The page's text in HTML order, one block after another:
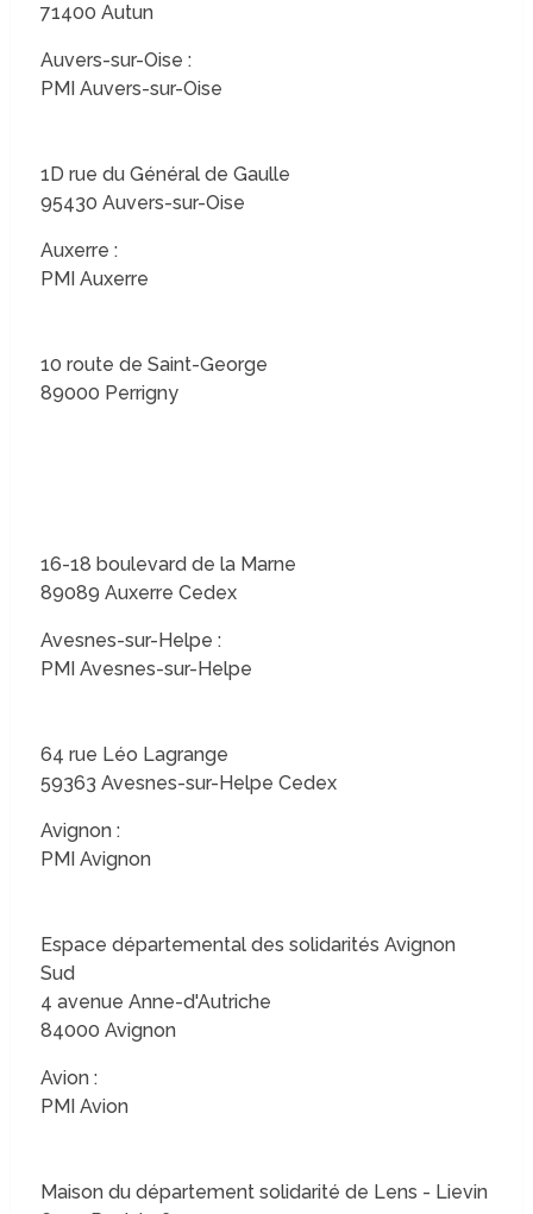
71400 Autun
Auvers-sur-Oise :
PMI Auvers-sur-Oise
1D rue du Général de Gaulle
95430 Auvers-sur-Oise
Auxerre :
PMI Auxerre
10 route de Saint-George
89000 Perrigny
16-18 boulevard de la Marne
89089 Auxerre Cedex
Avesnes-sur-Helpe :
PMI Avesnes-sur-Helpe
64 rue Léo Lagrange
59363 Avesnes-sur-Helpe Cedex
Avignon :
PMI Avignon
Espace départemental des solidarités Avignon
Sud
4 avenue Anne-d'Autriche
84000 Avignon
Avion :
PMI Avion
Maison du département solidarité de Lens - Lievin